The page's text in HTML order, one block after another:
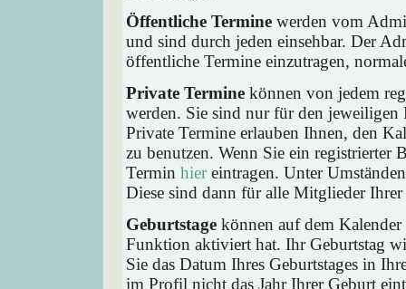
Öffentliche Termine werden vom
und sind durch jeden einsehbar. Der
öffentliche Termine einzutragen,
Private Termine können von jedem
werden. Sie sind nur für den jeweiligen
Private Termine erlauben Ihnen, den
zu benutzen. Wenn Sie ein registrierter
Termin hiereintragen. Unter
Diese sind dann für alle Mitglieder
Geburtstage können auf dem
Funktion aktiviert hat. Ihr Geburtstag
Sie das Datum Ihres Geburtstages in
im Profil nicht das Jahr Ihrer Geburt